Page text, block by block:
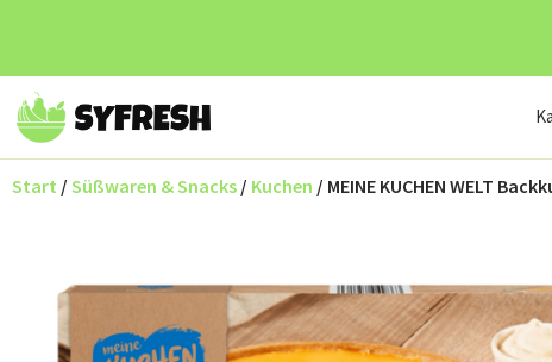
Start / Süßwaren & Snacks / Kuchen / MEINE KUCHEN WELT